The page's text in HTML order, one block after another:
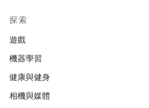
探索
遊戲
機器學習
健康與健身
相機與媒體